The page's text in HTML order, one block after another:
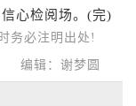
心检阅场。(完)
务必注明出处!
编辑：谢梦圆